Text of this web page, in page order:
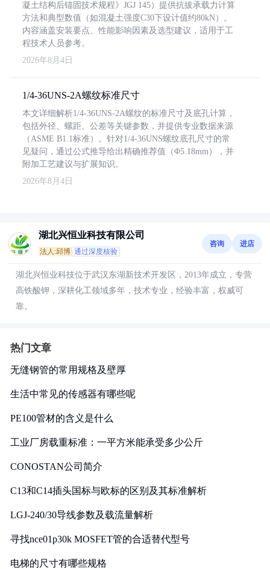
凝土结构后锚固技术规程》JGJ 145）提供抗拔承载力计算
方法和典型数值（如混凝土强度C30下设计值约80kN）。
内容涵盖安装要点、性能影响因素及选型建议，适用于工
程技术人员参考。
2026年8月4日
1/4-36UNS-2A螺纹标准尺寸
本文详细解析1/4-36UNS-2A螺纹的标准尺寸及底孔计算，
包括外径、螺距、公差等关键参数，并提供专业数据来源
（ASME B1.1标准）。针对1/4-36UNS螺纹底孔尺寸的常
见疑问，通过公式推导给出精确推荐值（Φ5.18mm），并
附加工艺建议与扩展知识。
2026年8月4日
湖北兴恒业科技有限公司
法人:邱博 通过深度核验
咨询 进店
湖北兴恒业科技位于武汉东湖新技术开发区，2013年成立，专营
高铁酸钾，深耕化工领域多年，技术专业，经验丰富，权威可
靠。
热门文章
无缝钢管的常用规格及壁厚
生活中常见的传感器有哪些呢
PE100管材的含义是什么
工业厂房载重标准：一平方米能承受多少公斤
CONOSTAN公司简介
C13和C14插头国标与欧标的区别及其标准解析
LGJ-240/30导线参数及载流量解析
寻找nce01p30k MOSFET管的合适替代型号
电梯的尺寸有哪些规格